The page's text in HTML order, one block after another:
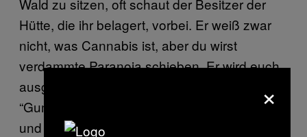
Hütte, die ihr belagert, vorbei. Er weiß zwar
nicht, was Cannabis ist, aber du wirst
verdammte Paranoia schieben. Er wird euch
ausgiebig mustern und etwas über
“Gummistiefel”, “noch nie richtig gearbeitet”
und “Seid ihr Schwuchteln?” vor sich
×